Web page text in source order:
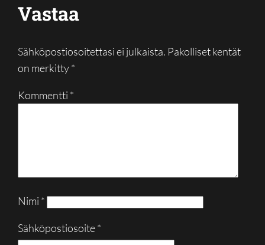
Vastaa
Sähköpostiosoitettasi ei julkaista. Pakolliset kentät
on merkitty*
Kommentti *
Nimi *
Sähköpostiosoite*